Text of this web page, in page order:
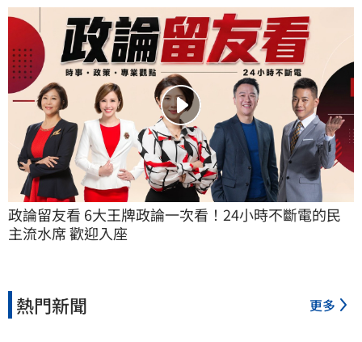
政論留友看 6大王牌政論一次看！24小時不斷電的民
主流水席 歡迎入座
熱門新聞 更多